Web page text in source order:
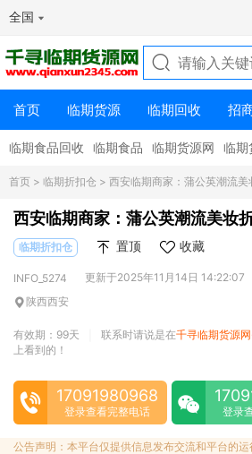
全国
首页 临期货源 临期回收 招
临期食品回收 临期食品 临期货源网 临期
首页 > 临期折扣仓 > 西安临期商家：蒲公英潮流美
西安临期商家：蒲公英潮流美妆
临期折扣仓 置顶 收藏
INFO_5274 更新于2025年11月14日 14:22:07
陕西西安
有效期：99天 联系时请说是在千寻临期货源
上看到的！
17091980968
登录查看完整电话 登录
公告声明：本平台仅提供信息发布交流和平台的